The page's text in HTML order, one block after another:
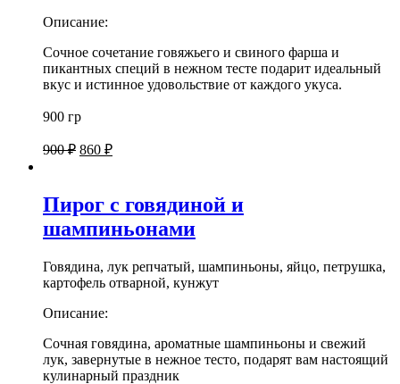
Описание:
Сочное сочетание говяжьего и свиного фарша и
пикантных специй в нежном тесте подарит идеальный
вкус и истинное удовольствие от каждого укуса.
900 гр
900₽ Первоначальная
860 ₽Текущая
Пирог с говядиной и
шампиньонами
Говядина, лук репчатый, шампиньоны, яйцо, петрушка,
картофель отварной, кунжут
Описание:
Сочная говядина, ароматные шампиньоны и свежий
лук, завернутые в нежное тесто, подарят вам настоящий
кулинарный праздник